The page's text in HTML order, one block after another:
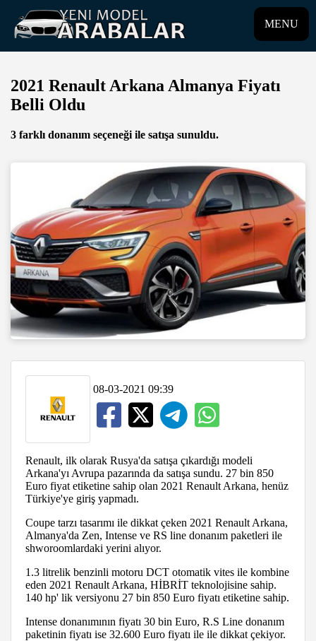
MENU
2021 Renault Arkana Almanya Fiyatı
Belli Oldu
3 farklı donanım seçeneği ile satışa sunuldu.
08-03-2021 09:39
Renault, ilk olarak Rusya'da satışa çıkardığı modeli
Arkana'yı Avrupa pazarında da satışa sundu. 27 bin 850
Euro fiyat etiketine sahip olan 2021 Renault Arkana, henüz
Türkiye'ye giriş yapmadı.
Coupe tarzı tasarımı ile dikkat çeken 2021 Renault Arkana,
Almanya'da Zen, Intense ve RS line donanım paketleri ile
shworoomlardaki yerini alıyor.
1.3 litrelik benzinli motoru DCT otomatik vites ile kombine
eden 2021 Renault Arkana, HİBRİT teknolojisine sahip.
140 hp' lik versiyonu 27 bin 850 Euro fiyatı etiketine sahip.
Intense donanımının fiyatı 30 bin Euro, R.S Line donanım
paketinin fiyatı ise 32.600 Euro fiyatı ile ile dikkat çekiyor.